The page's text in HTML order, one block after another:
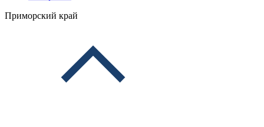
Приморский край